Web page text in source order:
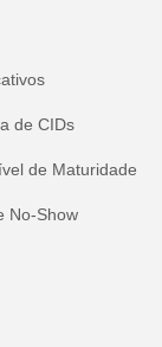
de CIDs
de Maturidade
No-Show